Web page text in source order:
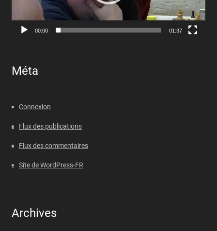
00:00 01:37
Méta
Connexion
Flux des publications
Flux des commentaires
Site de WordPress-FR
Archives